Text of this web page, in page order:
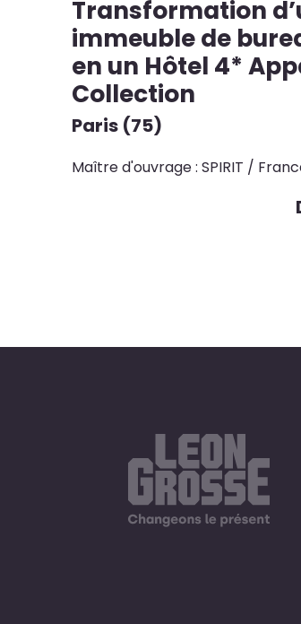
Transformation
immeuble de
en un Hôtel 4*
Collection
Paris (75)
Maître d'ouvrage : SPIRIT /